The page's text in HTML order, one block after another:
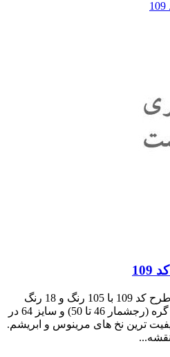
نخ و نقشه تابلوفرش دستباف طرح کد 109 با 105 رنگ و 18 رنگ
ابریشم به ابعاد 420 رج در 300 گره (رجشمار 46 تا 50) و سایز 64 در
کیفیت ترین نخ های مرینوس و ابریشم.